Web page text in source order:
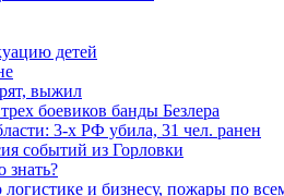
детей
выжил
боевиков банды Безлера
3-х РФ убила, 31 чел. ранен
событий из Горловки
знать?
и бизнесу, пожары по